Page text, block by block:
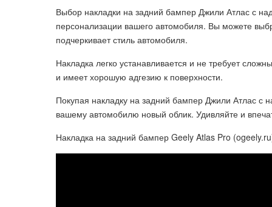
Выбор накладки на задний бампер Джили Атлас с
персонализации вашего автомобиля. Вы можете
подчеркивает стиль автомобиля.
Накладка легко устанавливается и не требует
и имеет хорошую адгезию к поверхности.
Покупая накладку на задний бампер Джили Атлас с
вашему автомобилю новый облик. Удивляйте и
Накладка на задний бампер Geely Atlas Pro